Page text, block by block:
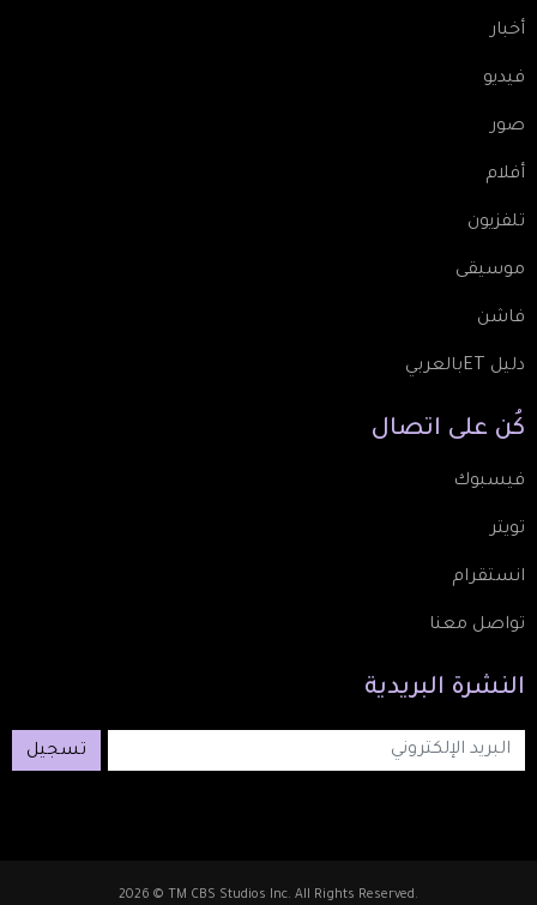
أخبار
فيديو
صور
أفلام
تلفزيون
موسيقى
فاشن
دليل ETبالعربي
كُن على اتصال
فيسبوك
تويتر
انستقرام
تواصل معنا
النشرة البريدية
تسجيل
2026 © TM CBS Studios Inc. All Rights Reserved.